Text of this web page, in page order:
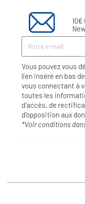
Vous pouvez vous
lien inséré en bas
vous connectant à
toutes les
d'accès, de
d'opposition aux
*Voir conditions